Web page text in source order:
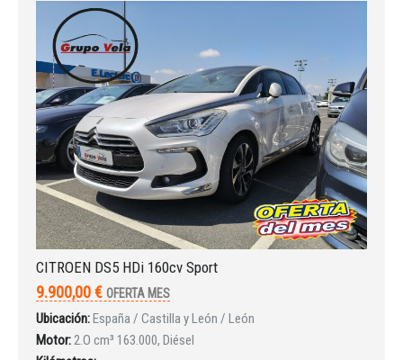
Iniciar sesión
INICIAR SESIÓN
¿Ha olvidado la contraseña?
CITROEN DS5 HDi 160cv Sport
9.900,00 € OFERTA MES
Ubicación:España / Castilla y León / León
Motor:2.O cm³ 163.000, Diésel